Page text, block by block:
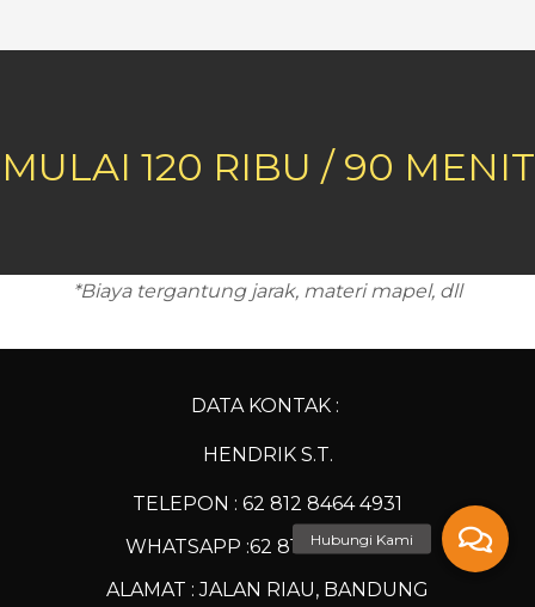
MULAI 120 RIBU / 90 MENIT
*Biaya tergantung jarak, materi mapel, dll
DATA KONTAK :
HENDRIK S.T.
TELEPON : 62 812 8464 4931
WHATSAPP :62 812 8464 4931
ALAMAT : JALAN RIAU, BANDUNG
Hubungi Kami